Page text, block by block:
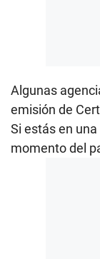
Algunas
emisión de
Si estás en
momento del